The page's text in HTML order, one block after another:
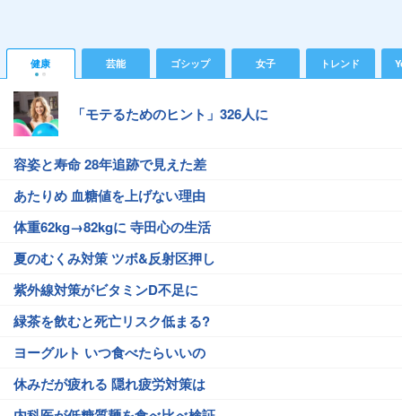
健康 芸能 ゴシップ 女子 トレンド
「モテるためのヒント」326人に
容姿と寿命 28年追跡で見えた差
あたりめ 血糖値を上げない理由
体重62kg→82kgに 寺田心の生活
夏のむくみ対策 ツボ&反射区押し
紫外線対策がビタミンD不足に
緑茶を飲むと死亡リスク低まる?
ヨーグルト いつ食べたらいいの
休みだが疲れる 隠れ疲労対策は